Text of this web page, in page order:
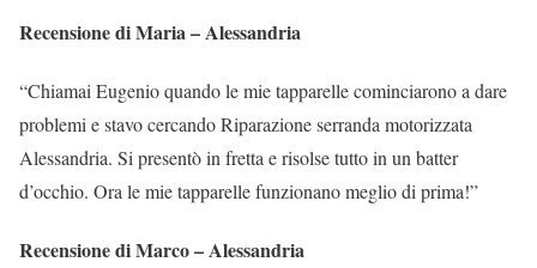
Recensione di Maria – Alessandria
“Chiamai Eugenio quando le mie tapparelle cominciarono a dare
problemi e stavo cercando Riparazione serranda motorizzata
Alessandria. Si presentò in fretta e risolse tutto in un batter
d’occhio. Ora le mie tapparelle funzionano meglio di prima!”
Recensione di Marco – Alessandria